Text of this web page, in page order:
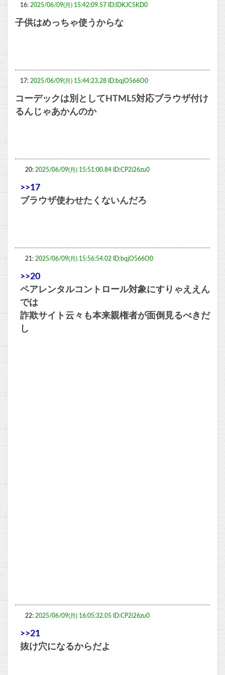
16: 2025/06/09(月) 15:42:09.57 ID:lDKJC5KD0
子供はめっちゃ使うからな
17: 2025/06/09(月) 15:44:23.28 ID:bqjO566O0
コーデックは別としてHTML5対応ブラウザ付け
るんじゃあかんのか
20: 2025/06/09(月) 15:51:00.84 ID:CP2i26zu0
>>17
ブラウザ使わせたくないんだろ
21: 2025/06/09(月) 15:56:54.02 ID:bqjO566O0
>>20
ペアレンタルコントロール対象にすりゃええん
では
詐欺サイト云々も本来親権者が面倒見るべきだ
し
22: 2025/06/09(月) 16:05:32.05 ID:CP2i26zu0
>>21
抜け穴になるからだよ